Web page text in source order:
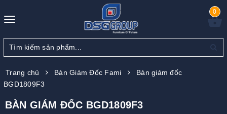
Toggle
0
Trang chủ Bàn Giám Đốc Fami
Bàn giám đốc
BGD1809F3
BÀN GIÁM ĐỐC BGD1809F3